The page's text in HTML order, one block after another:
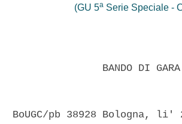
(GU 5a Serie Speciale -
BANDO DI
BoUGC/pb 38928 Bologna, li'